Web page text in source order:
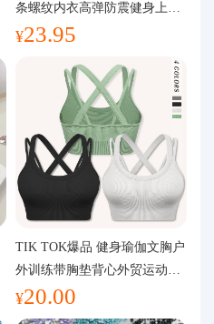
条螺纹内衣高弹防震健身上装
运动文胸
¥23.95
TIK TOK爆品 健身瑜伽文胸户
外训练带胸垫背心外贸运动瑜
伽服女
¥20.00